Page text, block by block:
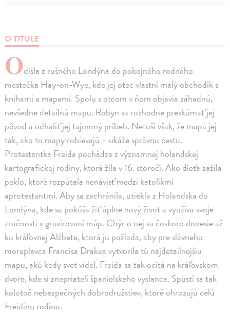
O TITULE
Odišla z rušného Londýna do pokojného rodného
mestečka Hay-on-Wye, kde jej otec vlastní malý obchodík s
knihami a mapami. Spolu s otcom v ňom objavia záhadnú,
nevšedne detailnú mapu. Robyn sa rozhodne preskúmať jej
pôvod a odhaliť jej tajomný príbeh. Netuší však, že mapa jej –
tak, ako to mapy robievajú – ukáže správnu cestu.
Protestantka Freida pochádza z významnej holandskej
kartografickej rodiny, ktorá žila v 16. storočí. Ako dieťa zažila
peklo, ktoré rozpútala nenávisť medzi katolíkmi
aprotestantmi. Aby sa zachránila, utiekla z Holandska do
Londýna, kde sa pokúša žiť úplne nový život a využíva svoje
zručnosti v gravírovaní máp. Chýr o nej sa čoskoro donesie až
ku kráľovnej Alžbete, ktorá ju požiada, aby pre slávneho
moreplavca Francisa Drakea vytvorila tú najdetailnejšiu
mapu, akú kedy svet videl. Freida sa tak ocitá na kráľovskom
dvore, kde si znepriatelí španielskeho vyslanca. Spustí sa tak
kolotoč nebezpečných dobrodružstiev, ktoré ohrozujú celú
Freidinu rodinu.